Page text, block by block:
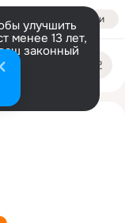
Войти
улучшить
менее 13 лет,
законный